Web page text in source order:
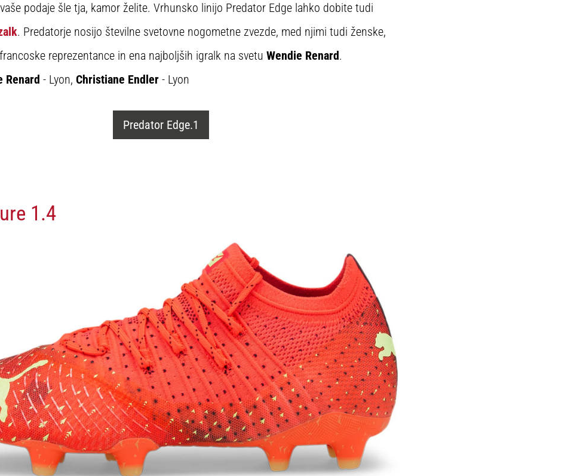
podaje šle tja, kamor želite. Vrhunsko linijo Predator Edge lahko dobite tudi
. Predatorje nosijo številne svetovne nogometne zvezde, med njimi tudi ženske,
reprezentance in ena najboljših igralk na svetu Wendie Renard.
Renard - Lyon, Christiane Endler - Lyon
Predator Edge.1
1.4